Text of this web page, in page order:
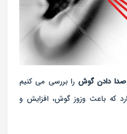
صدا دادن گوش را بررسی می کنیم
که باعث وزوز گوش، افزایش و